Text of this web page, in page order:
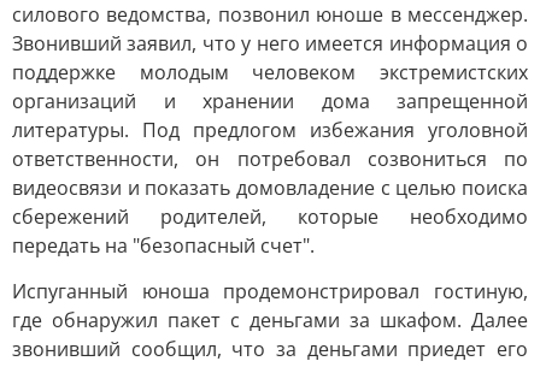
силового ведомства, позвонил юноше в мессенджер.
Звонивший заявил, что у него имеется информация о
поддержке молодым человеком экстремистских
организаций и хранении дома запрещенной
литературы. Под предлогом избежания уголовной
ответственности, он потребовал созвониться по
видеосвязи и показать домовладение с целью поиска
сбережений родителей, которые необходимо
передать на "безопасный счет".
Испуганный юноша продемонстрировал гостиную,
где обнаружил пакет с деньгами за шкафом. Далее
звонивший сообщил, что за деньгами приедет его